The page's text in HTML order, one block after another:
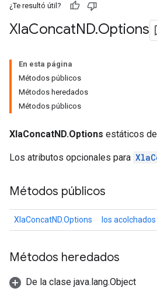
¿Te resultó útil?
XlaConcatND.Options
En esta página
Métodos públicos
Métodos heredados
Métodos públicos
XlaConcatND.Options estáticos
Los atributos opcionales para
Métodos públicos
XlaConcatND.Options los acolchados
Métodos heredados
De la clase java.lang.Object